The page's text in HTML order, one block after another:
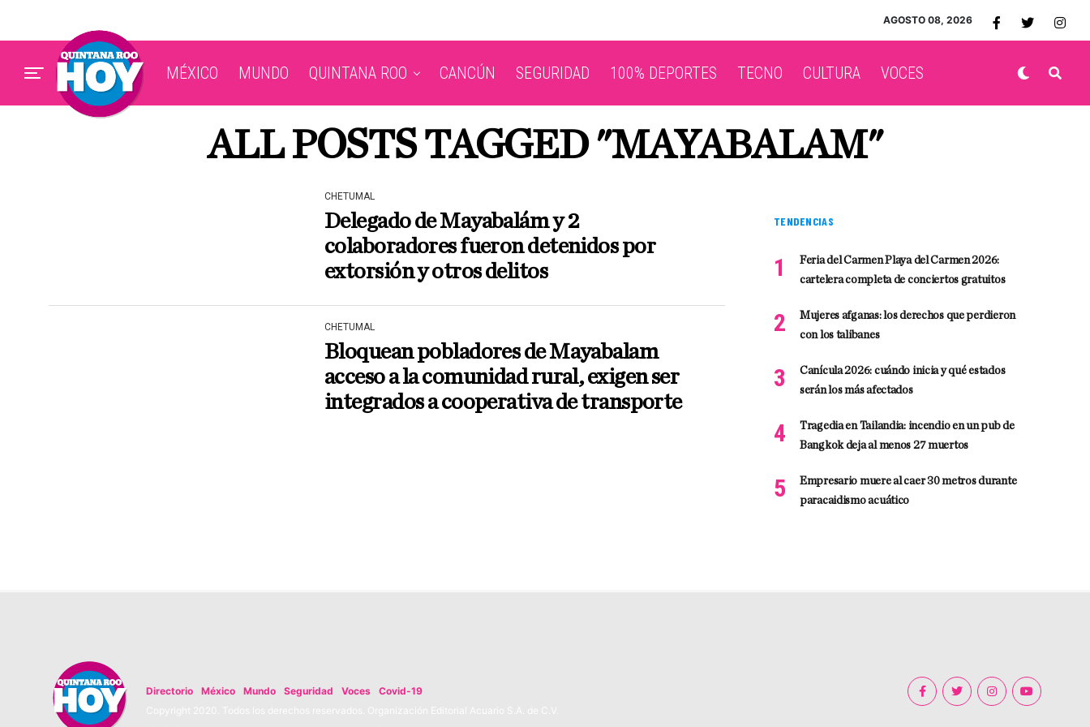
AGOSTO 08, 2026
MÉXICO MUNDO QUINTANA ROO CANCÚN SEGURIDAD 100% DEPORTES TECNO CULTURA VOCES
ALL POSTS TAGGED "MAYABALAM"
CHETUMAL
Delegado de Mayabalám y 2
colaboradores fueron detenidos por
extorsión y otros delitos
CHETUMAL
Bloquean pobladores de Mayabalam
acceso a la comunidad rural, exigen ser
integrados a cooperativa de transporte
TENDENCIAS
Feria del Carmen Playa del Carmen 2026:
cartelera completa de conciertos gratuitos
Mujeres afganas: los derechos que perdieron
con los talibanes
Canícula 2026: cuándo inicia y qué estados
serán los más afectados
Tragedia en Tailandia: incendio en un pub de
Bangkok deja al menos 27 muertos
Empresario muere al caer 30 metros durante
paracaidismo acuático
Directorio México Mundo Seguridad Voces
Covid-19